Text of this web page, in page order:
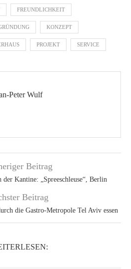
FREUNDLICHKEIT
KONZEPT
PROJEKT SERVICE
Peter Wulf
Beitrag
Kantine: „Spreeschleuse“, Berlin
Beitrag
die Gastro-Metropole Tel Aviv essen